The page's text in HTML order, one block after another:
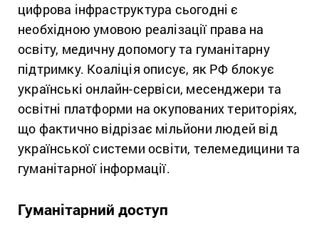
цифрова інфраструктура сьогодні є
необхідною умовою реалізації права на
освіту, медичну допомогу та гуманітарну
підтримку. Коаліція описує, як РФ блокує
українські онлайн-сервіси, месенджери та
освітні платформи на окупованих територіях,
що фактично відрізає мільйони людей від
української системи освіти, телемедицини та
гуманітарної інформації.
Гуманітарний доступ